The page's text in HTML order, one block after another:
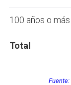
100 años o más
Total
Fuente: